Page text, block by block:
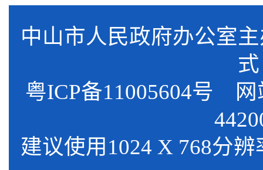
中山市人民政府办公
式
粤ICP备11005604号 网
建议使用1024 X 768分